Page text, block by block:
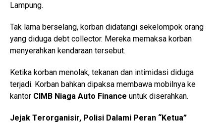
Lampung.
Tak lama berselang, korban didatangi sekelompok orang
yang diduga debt collector. Mereka memaksa korban
menyerahkan kendaraan tersebut.
Ketika korban menolak, tekanan dan intimidasi diduga
terjadi. Korban bahkan dipaksa membawa mobilnya ke
kantor CIMB Niaga Auto Finance untuk diserahkan.
Jejak Terorganisir, Polisi Dalami Peran “Ketua”